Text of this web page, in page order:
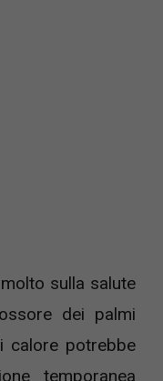
sulla salute
dei palmi
calore potrebbe
temporanea